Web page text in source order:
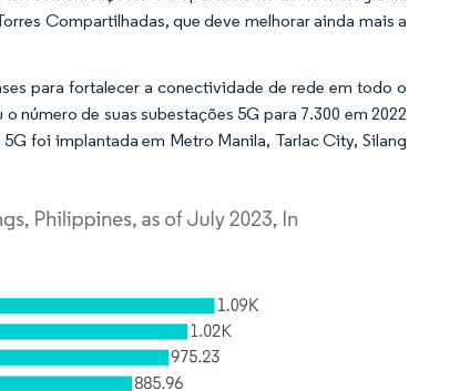
Compartilhadas, que deve melhorar ainda mais a
para fortalecer a conectividade de rede em todo o
número de suas subestações 5G para 7.300 em 2022
foi implantada em Metro Manila, Tarlac City, Silang